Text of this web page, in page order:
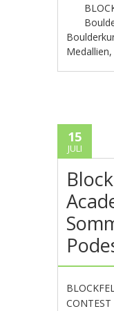
Medallien
15
JULI